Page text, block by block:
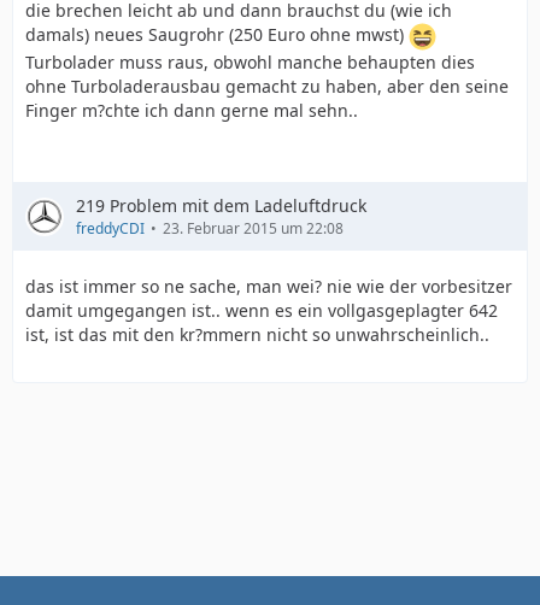
die brechen leicht ab und dann brauchst du (wie ich
damals) neues Saugrohr (250 Euro ohne mwst)
Turbolader muss raus, obwohl manche behaupten dies
ohne Turboladerausbau gemacht zu haben, aber den seine
Finger m?chte ich dann gerne mal sehn..
219 Problem mit dem Ladeluftdruck
freddyCDI 23. Februar 2015 um 22:08
das ist immer so ne sache, man wei? nie wie der vorbesitzer
damit umgegangen ist.. wenn es ein vollgasgeplagter 642
ist, ist das mit den kr?mmern nicht so unwahrscheinlich..